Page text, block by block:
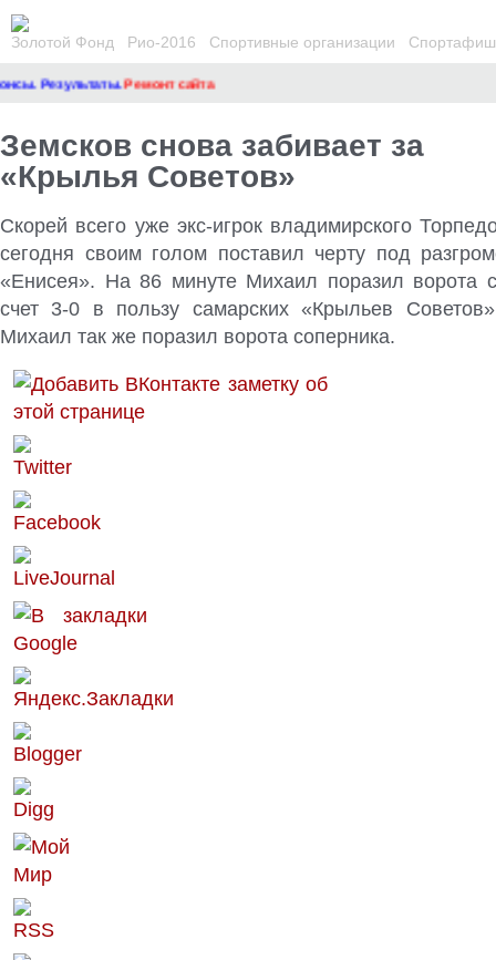
Золотой Фонд Рио-2016 Спортивные организации
Результаты.Ремонт сайта
Земсков снова забивает за
«Крылья Советов»
Скорей всего уже экс-игрок владимирского
сегодня своим голом поставил черту под
«Енисея». На 86 минуте Михаил поразил ворота
счет 3-0 в пользу самарских «Крыльев
Михаил так же поразил ворота соперника.